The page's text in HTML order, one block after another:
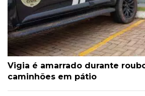
Vigia é amarrado durante
caminhões em pátio